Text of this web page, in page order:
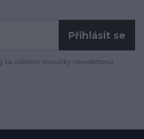
Přihlásit se
za účelem rozesílky newsletteru.